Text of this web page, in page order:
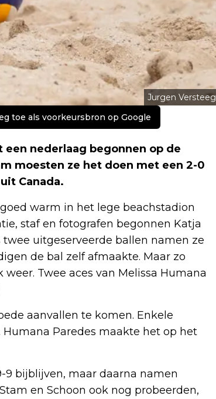
Jurgen Versteeg
toe als voorkeursbron op Google
nederlaag begonnen op de
moesten ze het doen met een 2-0
Canada.
warm in het lege beachstadion
staf en fotografen begonnen Katja
uitgeserveerde ballen namen ze
de bal zelf afmaakte. Maar zo
Twee aces van Melissa Humana
aanvallen te komen. Enkele
Paredes maakte het op het
9 bijblijven, maar daarna namen
en Schoon ook nog probeerden,